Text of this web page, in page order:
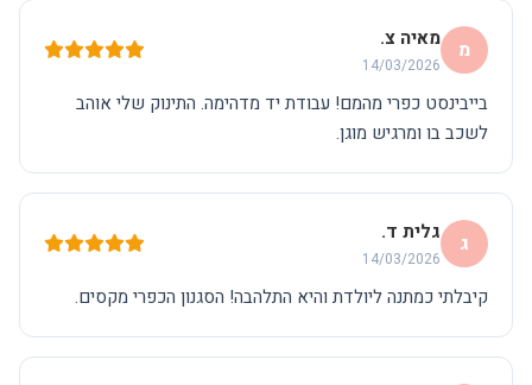
מ מאיה צ.
14/03/2026
בייבינסט כפרי מהמם! עבודת יד מדהימה. התינוק שלי אוהב
לשכב בו ומרגיש מוגן.
ג גלית ד.
14/03/2026
קיבלתי כמתנה ליולדת והיא התלהבה! הסגנון הכפרי מקסים.